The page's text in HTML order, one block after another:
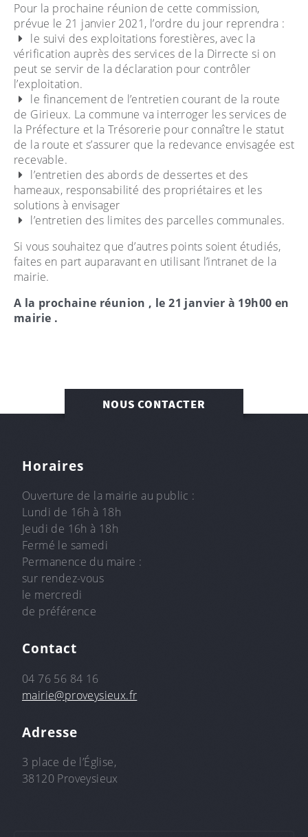
Pour la prochaine réunion de cette commission,
prévue le 21 janvier 2021, l’ordre du jour reprendra :
le suivi des exploitations forestières, avec la
vérification auprès des services de la Dirrecte si on
peut se servir de la déclaration pour contrôler
l’exploitation.
le financement de l’entretien courant de la route
de Girieux. La commune va interroger les services de
la Préfecture et la Trésorerie pour connaître le statut
de la route et s’assurer que la redevance envisagée est
recevable.
l’entretien des abords de dessertes et des
hameaux, responsabilité des propriétaires et les
solutions à envisager
l’entretien des limites des parcelles communales.
Si vous souhaitez que d’autres points soient étudiés,
faites en part auparavant en utilisant l’intranet de la
mairie.
A la prochaine réunion , le 21 janvier à 19h00 en
mairie .
NOUS CONTACTER
Horaires
Ouverture de la mairie au public :
Lundi de 16h à 18h
Jeudi de 16h à 18h
Fermé le samedi
Permanence du maire :
sur rendez-vous
le mercredi
de préférence
Contact
04 76 56 84 16
mairie@proveysieux.fr
Adresse
3 place de l’Église,
38120 Proveysieux